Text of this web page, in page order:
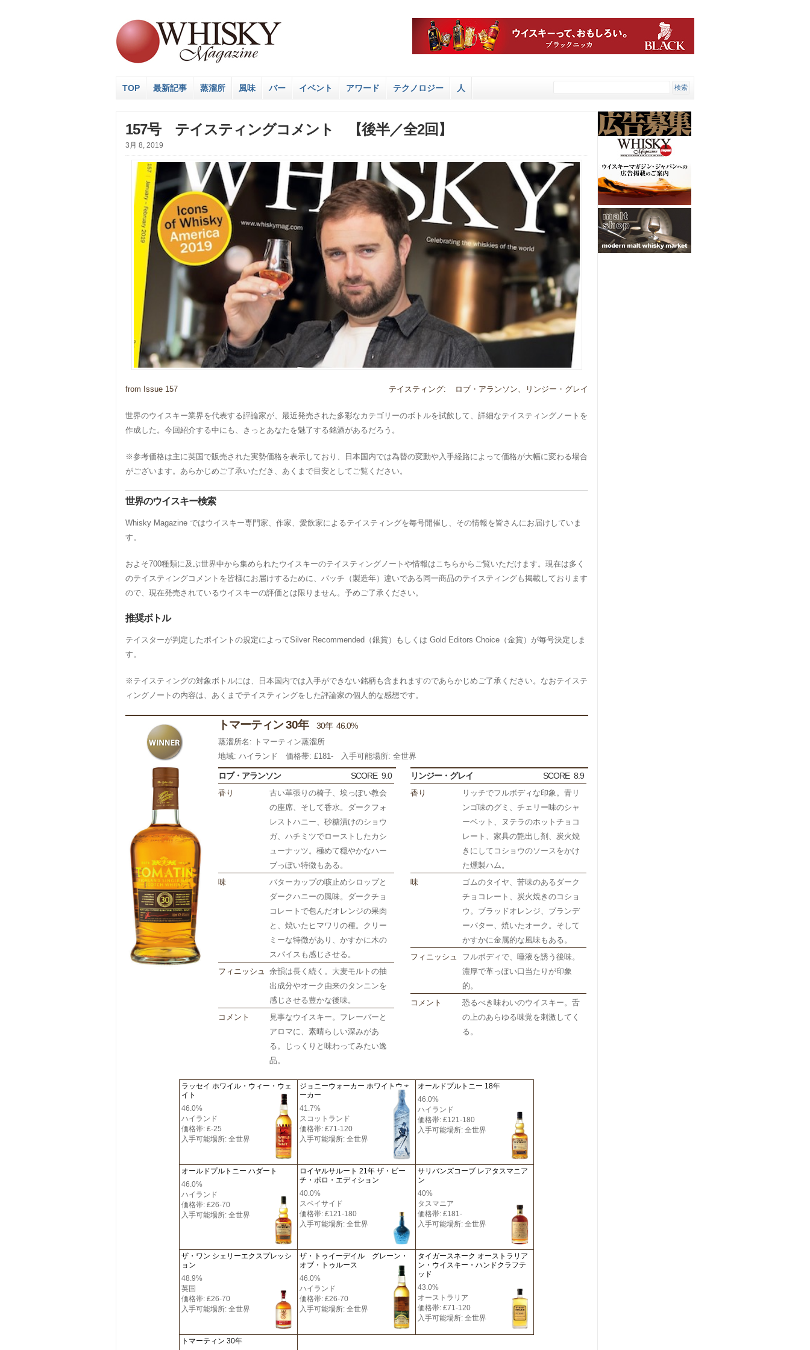
TOP 最新記事 蒸溜所 風味 バー イベント アワード テクノロジー 人
157号 テイスティングコメント 【後半／全2回】
3月 8, 2019
from Issue 157 テイスティング: ロブ・アランソン、リンジー・グレイ
世界のウイスキー業界を代表する評論家が、最近発売された多彩なカテゴリーのボトルを試飲して、詳細なテイスティングノートを
作成した。今回紹介する中にも、きっとあなたを魅了する銘酒があるだろう。
※参考価格は主に英国で販売された実勢価格を表示しており、日本国内では為替の変動や入手経路によって価格が大幅に変わる場合
がございます。あらかじめご了承いただき、あくまで目安としてご覧ください。
世界のウイスキー検索
Whisky Magazine ではウイスキー専門家、作家、愛飲家によるテイスティングを毎号開催し、その情報を皆さんにお届けしていま
す。
およそ700種類に及ぶ世界中から集められたウイスキーのテイスティングノートや情報はこちらからご覧いただけます。現在は多く
のテイスティングコメントを皆様にお届けするために、バッチ（製造年）違いである同一商品のテイスティングも掲載しております
ので、現在発売されているウイスキーの評価とは限りません。予めご了承ください。
推奨ボトル
テイスターが判定したポイントの規定によってSilver Recommended（銀賞）もしくは Gold Editors Choice（金賞）が毎号決定しま
す。
※テイスティングの対象ボトルには、日本国内では入手ができない銘柄も含まれますのであらかじめご了承ください。なおテイステ
ィングノートの内容は、あくまでテイスティングをした評論家の個人的な感想です。
トマーティン 30年 30年 46.0%
蒸溜所名: トマーティン蒸溜所
地域: ハイランド
価格帯: £181- 入手可能場所: 全世界
ロブ・アランソン SCORE 9.0
香り
古い革張りの椅子、埃っぽい教会
の座席、そして香水。ダークフォ
レストハニー、砂糖漬けのショウ
ガ、ハチミツでローストしたカシ
ューナッツ。極めて穏やかなハー
ブっぽい特徴もある。
味
バターカップの咳止めシロップと
ダークハニーの風味。ダークチョ
コレートで包んだオレンジの果肉
と、焼いたヒマワリの種。クリー
ミーな特徴があり、かすかに木の
スパイスも感じさせる。
フィニッシュ
余韻は長く続く。大麦モルトの抽
出成分やオーク由来のタンニンを
感じさせる豊かな後味。
コメント
見事なウイスキー。フレーバーと
アロマに、素晴らしい深みがあ
る。じっくりと味わってみたい逸
品。
リンジー・グレイ SCORE 8.9
香り
リッチでフルボディな印象。青リ
ンゴ味のグミ、チェリー味のシャ
ーベット、ヌテラのホットチョコ
レート、家具の艶出し剤、炭火焼
きにしてコショウのソースをかけ
た燻製ハム。
味
ゴムのタイヤ、苦味のあるダーク
チョコレート、炭火焼きのコショ
ウ。ブラッドオレンジ、ブランデ
ーバター、焼いたオーク。そして
かすかに金属的な風味もある。
フィニッシュ
フルボディで、唾液を誘う後味。
濃厚で革っぽい口当たりが印象
的。
コメント
恐るべき味わいのウイスキー。舌
の上のあらゆる味覚を刺激してく
る。
ラッセイ ホワイル・ウィー・ウェ
イト
46.0%
ハイランド
価格帯: £-25
入手可能場所: 全世界
ジョニーウォーカー ホワイトウォ
ーカー
41.7%
スコットランド
価格帯: £71-120
入手可能場所: 全世界
オールドプルトニー 18年
46.0%
ハイランド
価格帯: £121-180
入手可能場所: 全世界
オールドプルトニー ハダート
46.0%
ハイランド
価格帯: £26-70
入手可能場所: 全世界
ロイヤルサルート 21年 ザ・ビー
チ・ポロ・エディション
40.0%
スペイサイド
価格帯: £121-180
入手可能場所: 全世界
サリバンズコーブ レアタスマニア
ン
40%
タスマニア
価格帯: £181-
入手可能場所: 全世界
ザ・ワン シェリーエクスプレッシ
ョン
48.9%
英国
価格帯: £26-70
入手可能場所: 全世界
ザ・トゥイーデイル グレーン・
オブ・トゥルース
46.0%
ハイランド
価格帯: £26-70
入手可能場所: 全世界
タイガースネーク オーストラリア
ン・ウイスキー・ハンドクラフテ
ッド
43.0%
オーストラリア
価格帯: £71-120
入手可能場所: 全世界
トマーティン 30年